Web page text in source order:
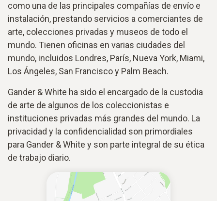
como una de las principales compañías de envío e
instalación, prestando servicios a comerciantes de
arte, colecciones privadas y museos de todo el
mundo. Tienen oficinas en varias ciudades del
mundo, incluidos Londres, París, Nueva York, Miami,
Los Ángeles, San Francisco y Palm Beach.
Gander & White ha sido el encargado de la custodia
de arte de algunos de los coleccionistas e
instituciones privadas más grandes del mundo. La
privacidad y la confidencialidad son primordiales
para Gander & White y son parte integral de su ética
de trabajo diario.